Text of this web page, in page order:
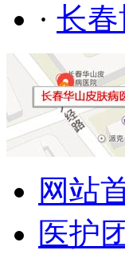
· 长
网站
医护